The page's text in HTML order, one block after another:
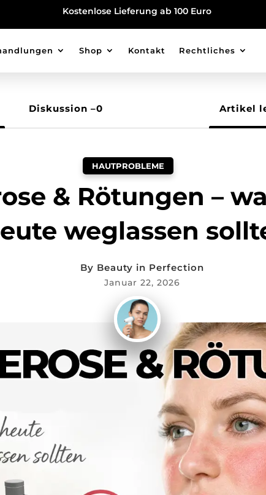
Kostenlose Lieferung ab 100 Euro
Shop Kontakt Rechtliches
Diskussion –0 Artikel
HAUTPROBLEME
& Rötungen –
weglassen
By Beauty in Perfection
Januar 22, 2026